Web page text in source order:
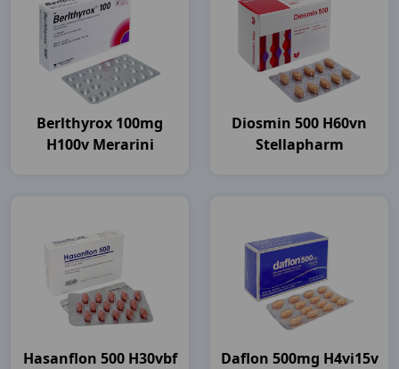
Berlthyrox 100mg
H100v Merarini
Diosmin 500 H60vn
Stellapharm
Hasanflon 500 H30vbf
Daflon 500mg H4vi15v